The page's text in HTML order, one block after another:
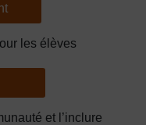
les élèves
et l’inclure